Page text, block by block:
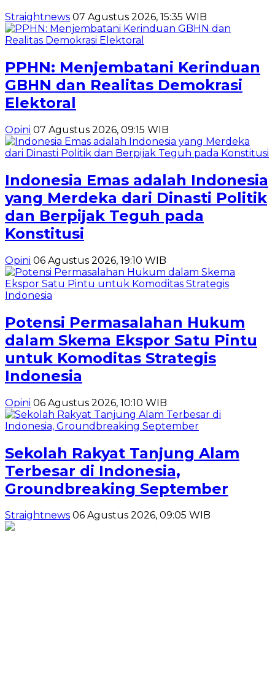
Straightnews 07 Agustus 2026, 15:35 WIB
PPHN: Menjembatani Kerinduan
GBHN dan Realitas Demokrasi
Elektoral
Opini 07 Agustus 2026, 09:15 WIB
Indonesia Emas adalah Indonesia
yang Merdeka dari Dinasti Politik
dan Berpijak Teguh pada
Konstitusi
Opini 06 Agustus 2026, 19:10 WIB
Potensi Permasalahan Hukum
dalam Skema Ekspor Satu Pintu
untuk Komoditas Strategis
Indonesia
Opini 06 Agustus 2026, 10:10 WIB
Sekolah Rakyat Tanjung Alam
Terbesar di Indonesia,
Groundbreaking September
Straightnews 06 Agustus 2026, 09:05 WIB